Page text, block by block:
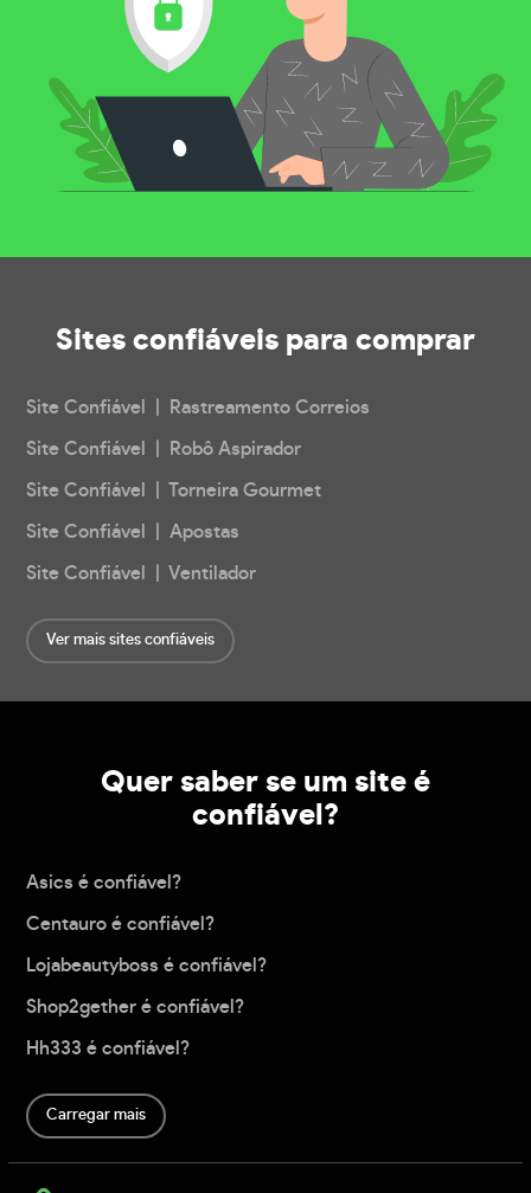
Sites confiáveis para comprar
Site Confiável | Rastreamento Correios
Site Confiável | Robô Aspirador
Site Confiável | Torneira Gourmet
Site Confiável | Apostas
Site Confiável | Ventilador
Ver mais sites confiáveis
Quer saber se um site é
confiável?
Asics é confiável?
Centauro é confiável?
Lojabeautyboss é confiável?
Shop2gether é confiável?
Hh333 é confiável?
Carregar mais